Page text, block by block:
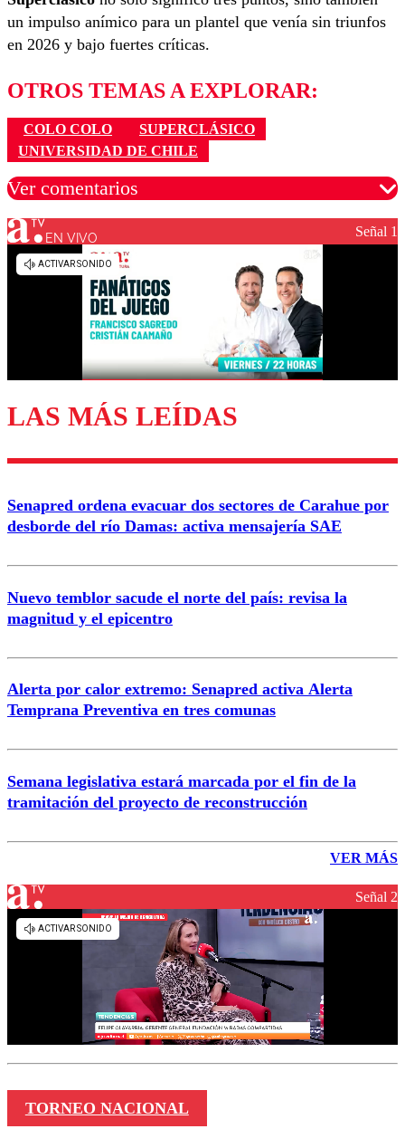
un impulso anímico para un plantel que venía sin triunfos
en 2026 y bajo fuertes críticas.
OTROS TEMAS A EXPLORAR:
COLO COLO
SUPERCLÁSICO
UNIVERSIDAD DE CHILE
Ver comentarios
Los comentarios son moderados para garantizar un
diálogo respetuoso.
Enviar comentario
EN VIVO Señal 1
LAS MÁS LEÍDAS
Senapred ordena evacuar dos sectores de Carahue por
desborde del río Damas: activa mensajería SAE
Nuevo temblor sacude el norte del país: revisa la
magnitud y el epicentro
Alerta por calor extremo: Senapred activa Alerta
Temprana Preventiva en tres comunas
Semana legislativa estará marcada por el fin de la
tramitación del proyecto de reconstrucción
VER MÁS
Señal 2
TORNEO NACIONAL